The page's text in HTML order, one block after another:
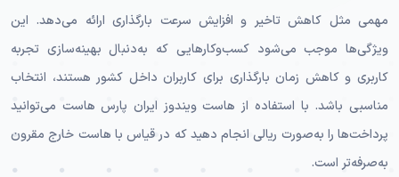
مهمی مثل کاهش تاخیر و افزایش سرعت بارگذاری ارائه می‌دهد. این
ویژگی‌ها موجب می‌شود کسب‌وکارهایی که به‌دنبال بهینه‌سازی تجربه
کاربری و کاهش زمان بارگذاری برای کاربران داخل کشور هستند، انتخاب
مناسبی باشد. با استفاده از هاست ویندوز ایران پارس هاست می‌توانید
پرداخت‌ها را به‌صورت ریالی انجام دهید که در قیاس با هاست خارج مقرون
به‌صرفه‌تر است.